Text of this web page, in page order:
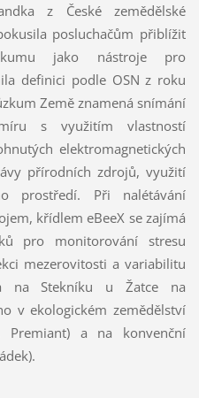
z České zemědělské
posluchačům přiblížit
jako nástroje pro
definici podle OSN z roku
Země znamená snímání
s využitím vlastností
elektromagnetických
přírodních zdrojů, využití
prostředí. Při nalétávání
křídlem eBeeX se zajímá
pro monitorování stresu
mezerovitosti a variabilitu
na Stekníku u Žatce na
v ekologickém zemědělství
Premiant) a na konvenční